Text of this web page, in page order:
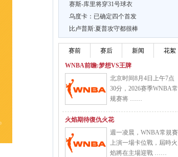
赛斯-库里将穿31号球衣
乌度卡：已确定四个首发
比卢普斯:夏普攻守都很棒
赛前 赛后 新闻 花絮
WNBA前瞻:梦想VS王牌
北京时间8月4日上午7点
30分，2026赛季WNBA常
规赛将 ……
火焰期待復仇火花
週一凌晨，WNBA常規賽
上演一場卡位戰，屆時火
焰將在主場迎戰 ……